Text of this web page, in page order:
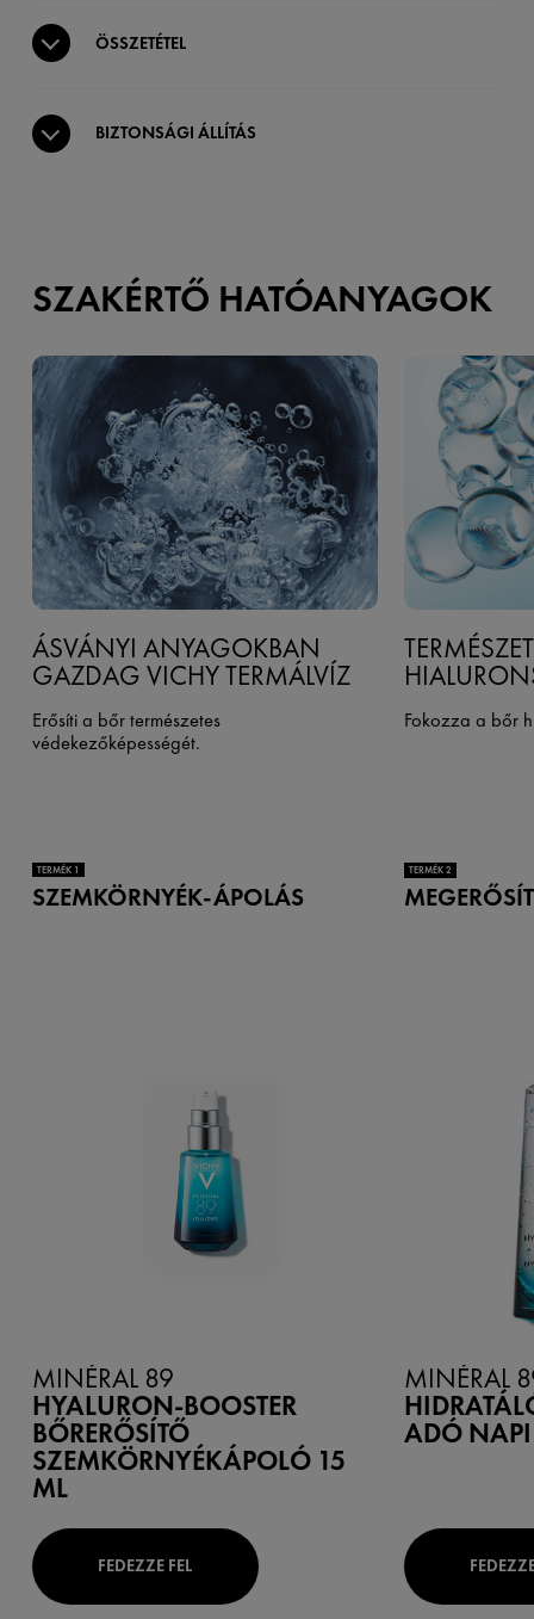
ÖSSZETÉTEL
BIZTONSÁGI ÁLLÍTÁS
SZAKÉRTŐ HATÓANYAGOK
ÁSVÁNYI ANYAGOKBAN
GAZDAG VICHY TERMÁLVÍZ
Erősíti a bőr természetes
védekezőképességét.
Fokozza a bőr
TERMÉK 1
SZEMKÖRNYÉK-ÁPOLÁS
MINÉRAL 89
HYALURON-BOOSTER
BŐRERŐSÍTŐ
SZEMKÖRNYÉKÁPOLÓ 15
ML
FEDEZZE FEL
TERMÉK 2
MINÉRAL
ADÓ NAPI